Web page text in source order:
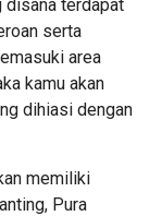
disana terdapat
serta
area
kamu akan
dihiasi dengan
memiliki
Pura